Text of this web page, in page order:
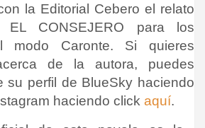
la Editorial Cebero el relato
CONSEJERO para los
modo Caronte. Si quieres
de la autora, puedes
su perfil de BlueSky haciendo
haciendo click aquí.